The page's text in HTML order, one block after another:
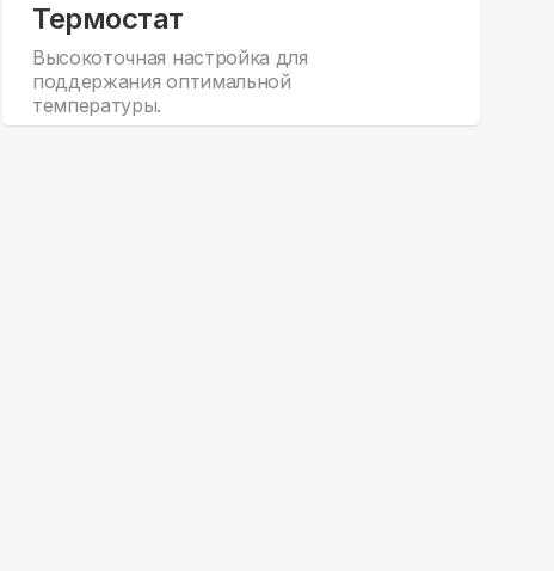
Термостат
Высокоточная настройка для
поддержания оптимальной
температуры.